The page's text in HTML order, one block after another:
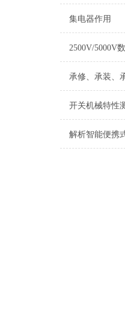
集电器作用
2500V/5000V